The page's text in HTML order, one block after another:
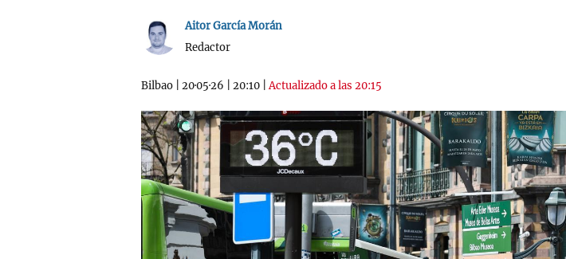
Aitor García Morán
Redactor
Bilbao 20·05·26 20:10 |Actualizado a las 20:15